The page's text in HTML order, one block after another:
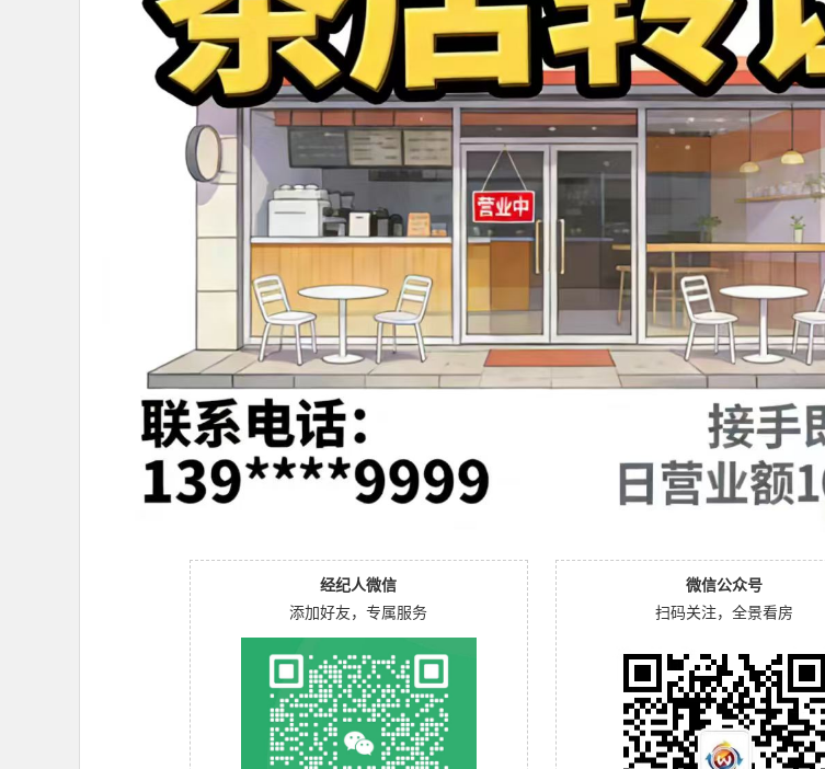
经纪人微信
添加好友，专属服务
微信公众号
扫码关注，全景看房